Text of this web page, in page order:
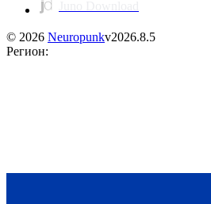
© 2026 Neuropunkv2026.8.5
Регион: